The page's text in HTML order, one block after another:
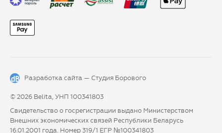
Разработка сайта — Студия Борового
© 2026 Belita, УНП 100341803
Свидетельство о госрегистрации выдано Министерством
Внешних экономических связей Республики Беларусь
16.01.2001 года. Номер 319/1 ЕГР №100341803